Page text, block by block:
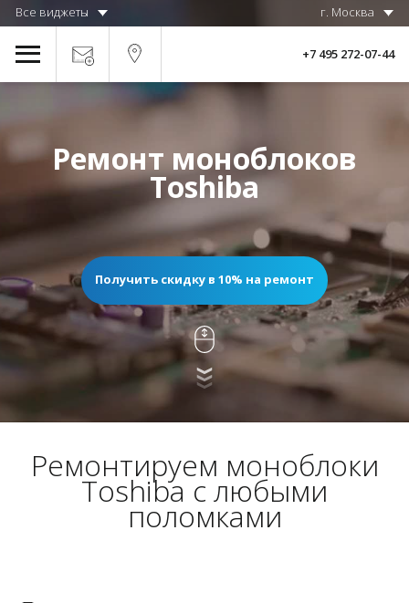
Все виджеты г. Москва
+7 495 272-07-44
Ремонт моноблоков
Toshiba
Получить скидку в 10% на ремонт
Ремонтируем моноблоки
Toshiba с любыми
поломками